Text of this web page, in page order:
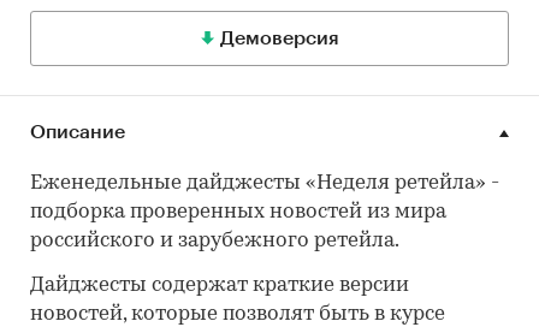
Демоверсия
Описание
Еженедельные дайджесты «Неделя ретейла» -
подборка проверенных новостей из мира
российского и зарубежного ретейла.
Дайджесты содержат краткие версии
новостей, которые позволят быть в курсе